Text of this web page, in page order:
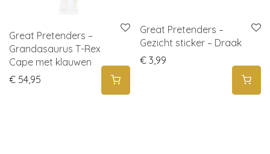
Great Pretenders –
Grandasaurus T-Rex
Cape met klauwen
€ 54,95
Great Pretenders –
Gezicht sticker – Draak
€ 3,99